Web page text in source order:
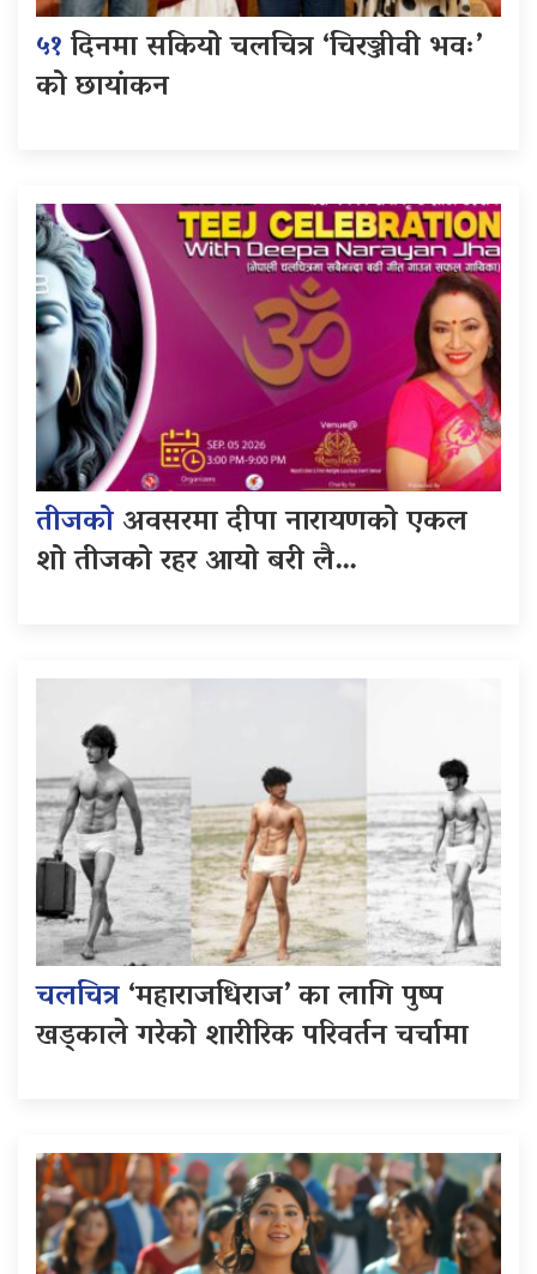
५१दिनमा सकियो चलचित्र ‘चिरञ्जीवी भवः’
को छायांकन
तीजकोअवसरमा दीपा नारायणको एकल
शो तीजको रहर आयो बरी लै…
चलचित्र‘महाराजधिराज’ का लागि पुष्प
खड्काले गरेको शारीरिक परिवर्तन चर्चामा